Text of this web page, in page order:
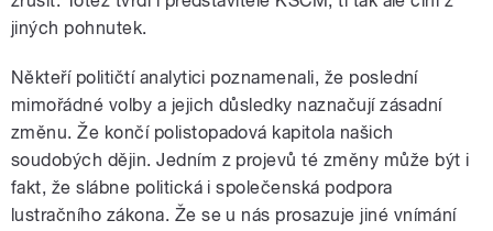
jiných pohnutek.
Někteří političtí analytici poznamenali, že poslední
mimořádné volby a jejich důsledky naznačují zásadní
změnu. Že končí polistopadová kapitola našich
soudobých dějin. Jedním z projevů té změny může být i
fakt, že slábne politická i společenská podpora
lustračního zákona. Že se u nás prosazuje jiné vnímání